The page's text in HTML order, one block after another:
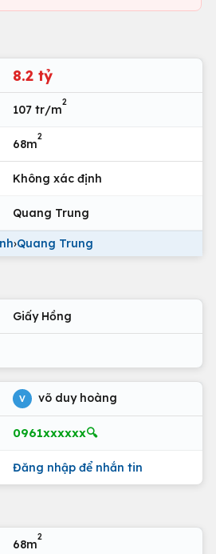
8.2 tỷ
107 tr/m
2
68m
2
Không xác định
Quang Trung
›Quang Trung
Giấy Hồng
V võ duy hoàng
0961xxxxxx🔍
Đăng nhập để nhắn tin
68m
2